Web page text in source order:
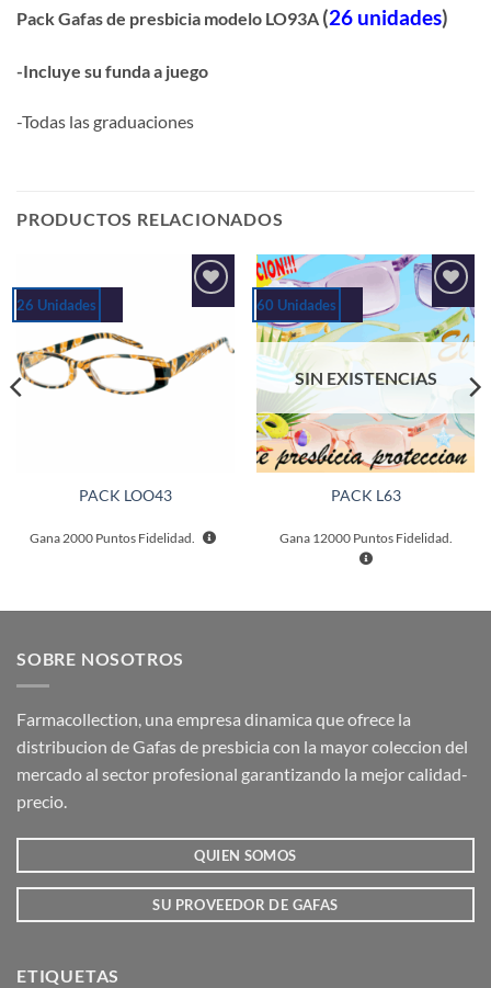
Pack Gafas de presbicia modelo LO93A (26 unidades)
-Incluye su funda a juego
-Todas las graduaciones
PRODUCTOS RELACIONADOS
26 Unidades
Añadir
lista de
deseos
PACK LOO43
Gana 2000 Puntos Fidelidad.
60 Unidades
Añadir
a la
lista de
deseos
SIN EXISTENCIAS
PACK L63
Gana 12000Puntos Fidelidad.
SOBRE NOSOTROS
Farmacollection, una empresa dinamica que ofrece la
distribucion de Gafas de presbicia con la mayor coleccion del
mercado al sector profesional garantizando la mejor calidad-
precio.
QUIEN SOMOS
SU PROVEEDOR DE GAFAS
ETIQUETAS